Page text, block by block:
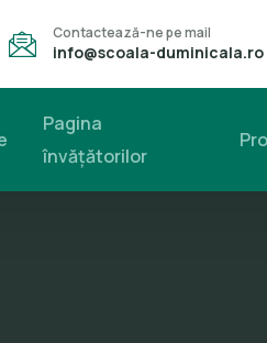
Contactează-ne pe mail
info@scoala-duminicala.ro
Pagina
învăţătorilor